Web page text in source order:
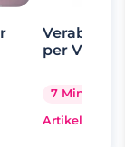
per
7 Minuten
Artikel lesen